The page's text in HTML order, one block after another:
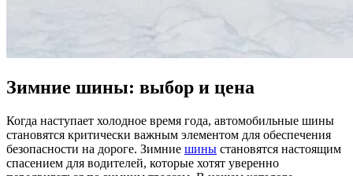
Зимние шины: выбор и цена
Когда наступает холодное время года, автомобильные шины
становятся критически важным элементом для обеспечения
безопасности на дороге. Зимние шины становятся настоящим
спасением для водителей, которые хотят уверенно